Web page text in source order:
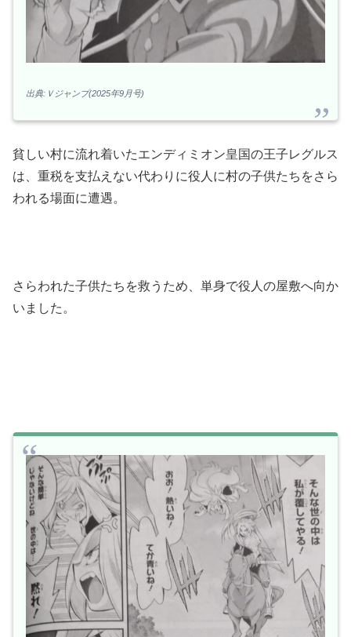
出典:Ｖジャンプ(2025年9月号)
貧しい村に流れ着いたエンディミオン皇国の王子レグルス
は、重税を支払えない代わりに役人に村の子供たちをさら
われる場面に遭遇。
さらわれた子供たちを救うため、単身で役人の屋敷へ向か
いました。